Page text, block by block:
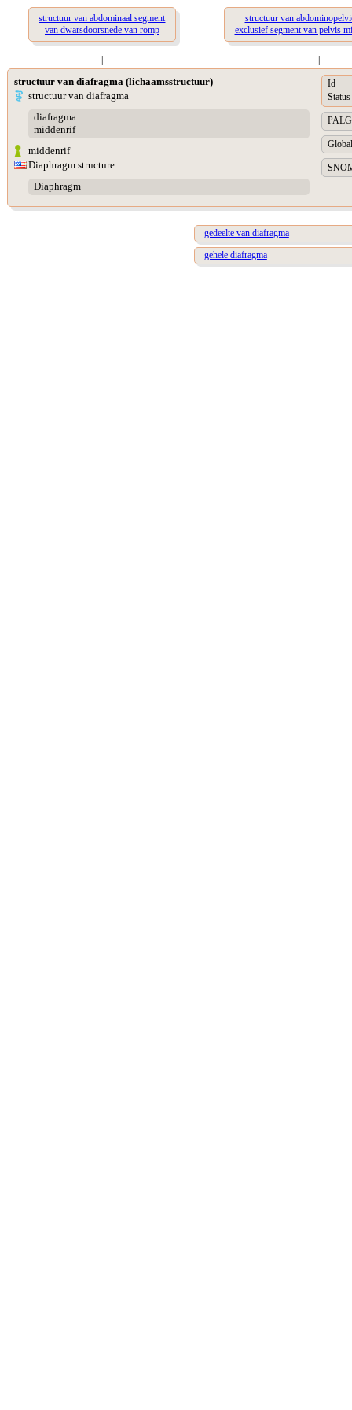
structuur van abdominaal segment
van dwarsdoorsnede van romp
structuur van
exclusief segment van pelvis
structuur van diafragma (lichaamsstructuur)
structuur van diafragma
diafragma
middenrif
middenrif
Diaphragm structure
Diaphragm
Id
Status
gedeelte van diafragma
gehele diafragma